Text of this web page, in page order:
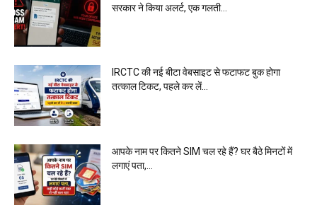
सरकार ने किया अलर्ट, एक गलती...
IRCTC की नई बीटा वेबसाइट से फटाफट बुक होगा
तत्काल टिकट, पहले कर लें...
आपके नाम पर कितने SIM चल रहे हैं? घर बैठे मिनटों में
लगाएं पता,...